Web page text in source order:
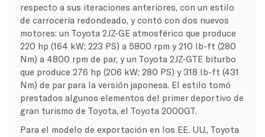
respecto a sus iteraciones anteriores, con un estilo
de carrocería redondeado, y contó con dos nuevos
motores: un Toyota 2JZ-GE atmosférico que produce
220 hp (164 kW; 223 PS) a 5800 rpm y 210 lb-ft (280
Nm) a 4800 rpm de par, y un Toyota 2JZ-GTE biturbo
que produce 276 hp (206 kW; 280 PS) y 318 lb-ft (431
Nm) de par para la versión japonesa. El estilo tomó
prestados algunos elementos del primer deportivo de
gran turismo de Toyota, el Toyota 2000GT.
Para el modelo de exportación en los EE. UU., Toyota